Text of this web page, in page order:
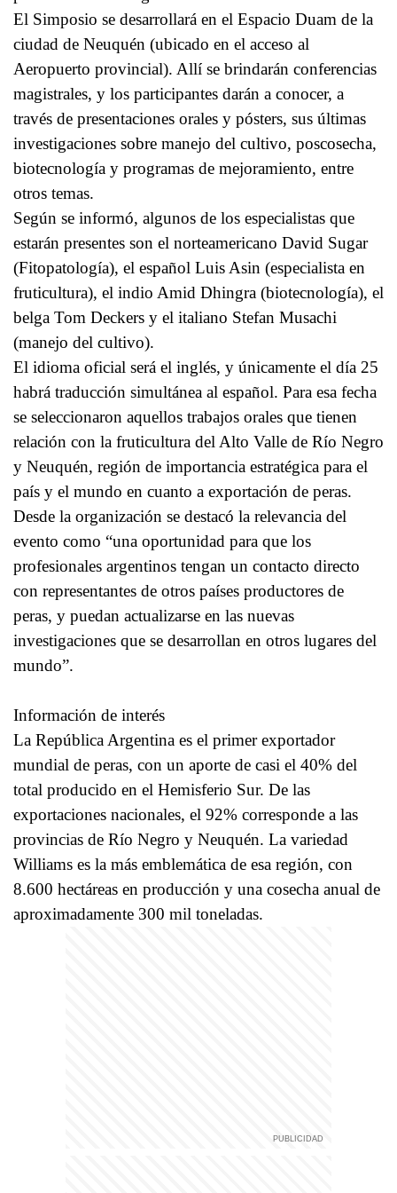
El Simposio se desarrollará en el Espacio Duam de la
ciudad de Neuquén (ubicado en el acceso al
Aeropuerto provincial). Allí se brindarán conferencias
magistrales, y los participantes darán a conocer, a
través de presentaciones orales y pósters, sus últimas
investigaciones sobre manejo del cultivo, poscosecha,
biotecnología y programas de mejoramiento, entre
otros temas.
Según se informó, algunos de los especialistas que
estarán presentes son el norteamericano David Sugar
(Fitopatología), el español Luis Asin (especialista en
fruticultura), el indio Amid Dhingra (biotecnología), el
belga Tom Deckers y el italiano Stefan Musachi
(manejo del cultivo).
El idioma oficial será el inglés, y únicamente el día 25
habrá traducción simultánea al español. Para esa fecha
se seleccionaron aquellos trabajos orales que tienen
relación con la fruticultura del Alto Valle de Río Negro
y Neuquén, región de importancia estratégica para el
país y el mundo en cuanto a exportación de peras.
Desde la organización se destacó la relevancia del
evento como “una oportunidad para que los
profesionales argentinos tengan un contacto directo
con representantes de otros países productores de
peras, y puedan actualizarse en las nuevas
investigaciones que se desarrollan en otros lugares del
mundo”.
Información de interés
La República Argentina es el primer exportador
mundial de peras, con un aporte de casi el 40% del
total producido en el Hemisferio Sur. De las
exportaciones nacionales, el 92% corresponde a las
provincias de Río Negro y Neuquén. La variedad
Williams es la más emblemática de esa región, con
8.600 hectáreas en producción y una cosecha anual de
aproximadamente 300 mil toneladas.